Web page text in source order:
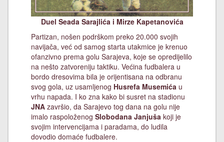
Duel Seada Sarajlića i Mirze Kapetanovića
Partizan, nošen podrškom preko 20.000 svojih
navijača, već od samog starta utakmice je krenuo
ofanzivno prema golu Sarajeva, koje se opredijelilo
na nešto zatvoreniju taktiku. Većina fudbalera u
bordo dresovima bila je orijentisana na odbranu
svog gola, uz usamljenog Husrefa Musemića u
vrhu napada. I ko zna kako bi susret na stadionu
JNA završio, da Sarajevo tog dana na golu nije
imalo raspoloženog Slobodana Janjuša koji je
svojim intervencijama i paradama, do ludila
dovodio domaće fudbalere.